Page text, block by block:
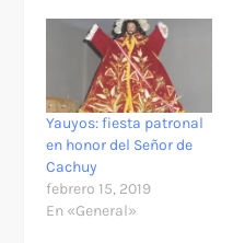
Yauyos: fiesta patronal
en honor del Señor de
Cachuy
febrero 15, 2019
En «General»